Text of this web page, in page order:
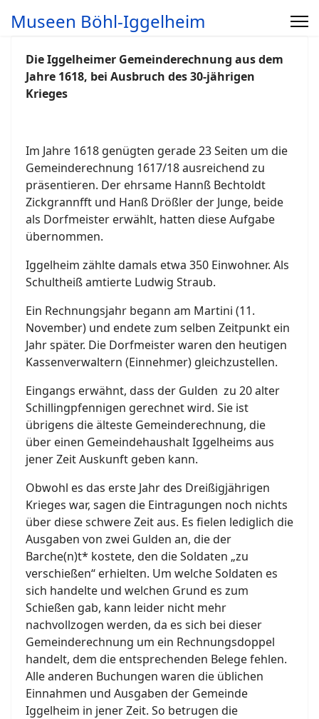
Museen Böhl-Iggelheim
Die Iggelheimer Gemeinderechnung aus dem
Jahre 1618, bei Ausbruch des 30-jährigen
Krieges
Im Jahre 1618 genügten gerade 23 Seiten um die
Gemeinderechnung 1617/18 ausreichend zu
präsentieren. Der ehrsame Hannß Bechtoldt
Zickgrannfft und Hanß Drößler der Junge, beide
als Dorfmeister erwählt, hatten diese Aufgabe
übernommen.
Iggelheim zählte damals etwa 350 Einwohner. Als
Schultheiß amtierte Ludwig Straub.
Ein Rechnungsjahr begann am Martini (11.
November) und endete zum selben Zeitpunkt ein
Jahr später. Die Dorfmeister waren den heutigen
Kassenverwaltern (Einnehmer) gleichzustellen.
Eingangs erwähnt, dass der Gulden zu 20 alter
Schillingpfennigen gerechnet wird. Sie ist
übrigens die älteste Gemeinderechnung, die
über einen Gemeindehaushalt Iggelheims aus
jener Zeit Auskunft geben kann.
Obwohl es das erste Jahr des Dreißigjährigen
Krieges war, sagen die Eintragungen noch nichts
über diese schwere Zeit aus. Es fielen lediglich die
Ausgaben von zwei Gulden an, die der
Barche(n)t* kostete, den die Soldaten „zu
verschießen“ erhielten. Um welche Soldaten es
sich handelte und welchen Grund es zum
Schießen gab, kann leider nicht mehr
nachvollzogen werden, da es sich bei dieser
Gemeinderechnung um ein Rechnungsdoppel
handelt, dem die entsprechenden Belege fehlen.
Alle anderen Buchungen waren die üblichen
Einnahmen und Ausgaben der Gemeinde
Iggelheim in jener Zeit. So betrugen die